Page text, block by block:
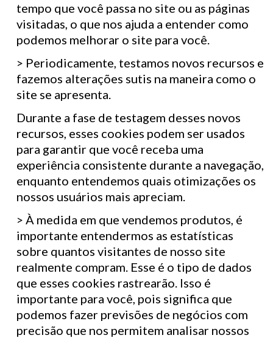
tempo que você passa no site ou as páginas
visitadas, o que nos ajuda a entender como
podemos melhorar o site para você.
> Periodicamente, testamos novos recursos e
fazemos alterações sutis na maneira como o
site se apresenta.
Durante a fase de testagem desses novos
recursos, esses cookies podem ser usados ​​
para garantir que você receba uma
experiência consistente durante a navegação,
enquanto entendemos quais otimizações os
nossos usuários mais apreciam.
> À medida em que vendemos produtos, é
importante entendermos as estatísticas
sobre quantos visitantes de nosso site
realmente compram. Esse é o tipo de dados
que esses cookies rastrearão. Isso é
importante para você, pois significa que
podemos fazer previsões de negócios com
precisão que nos permitem analisar nossos